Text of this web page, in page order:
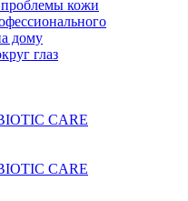
кожи
дому
глаз
CARE
CARE